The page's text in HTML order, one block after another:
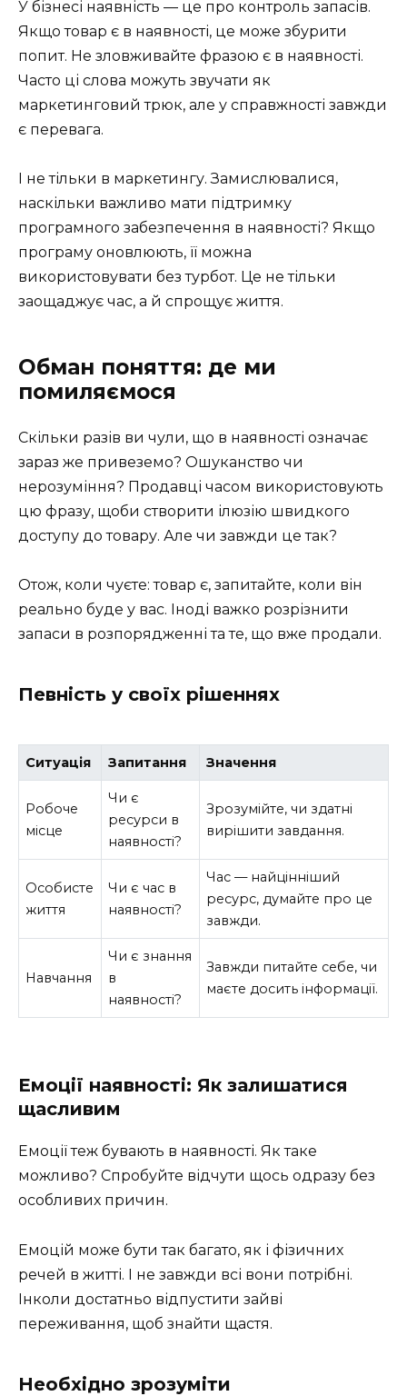
У бізнесі наявність — це про контроль запасів.
Якщо товар є в наявності, це може збурити
попит. Не зловживайте фразою є в наявності.
Часто ці слова можуть звучати як
маркетинговий трюк, але у справжності завжди
є перевага.
І не тільки в маркетингу. Замислювалися,
наскільки важливо мати підтримку
програмного забезпечення в наявності? Якщо
програму оновлюють, її можна
використовувати без турбот. Це не тільки
заощаджує час, а й спрощує життя.
Обман поняття: де ми
помиляємося
Скільки разів ви чули, що в наявності означає
зараз же привеземо? Ошуканство чи
нерозуміння? Продавці часом використовують
цю фразу, щоби створити ілюзію швидкого
доступу до товару. Але чи завжди це так?
Отож, коли чуєте: товар є, запитайте, коли він
реально буде у вас. Іноді важко розрізнити
запаси в розпорядженні та те, що вже продали.
Певність у своїх рішеннях
Ситуація Запитання Значення
Робоче
місце
Чи є
ресурси в
наявності?
Зрозумійте, чи здатні
вирішити завдання.
Особисте
життя
Чи є час в
наявності?
Час — найцінніший
ресурс, думайте про це
завжди.
Навчання
Чи є знання
в
наявності?
Завжди питайте себе, чи
маєте досить інформації.
Емоції наявності: Як залишатися
щасливим
Емоції теж бувають в наявності. Як таке
можливо? Спробуйте відчути щось одразу без
особливих причин.
Емоцій може бути так багато, як і фізичних
речей в житті. І не завжди всі вони потрібні.
Інколи достатньо відпустити зайві
переживання, щоб знайти щастя.
Необхідно зрозуміти